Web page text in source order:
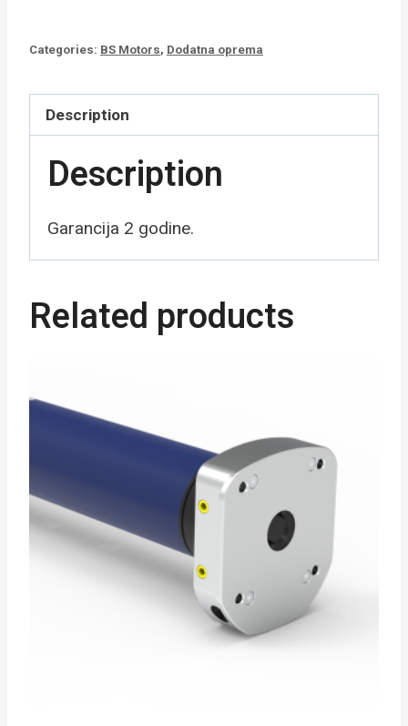
Categories: BS Motors, Dodatna oprema
Description
Description
Garancija 2 godine.
Related products